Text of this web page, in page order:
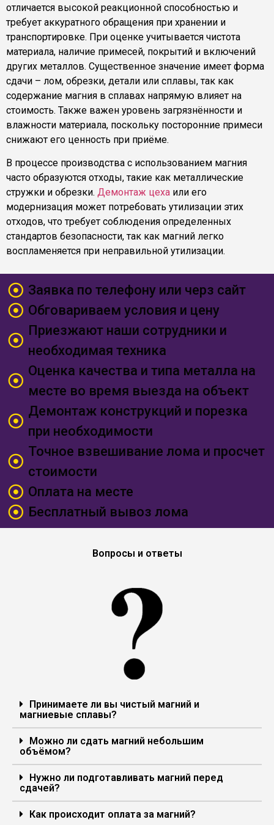
отличается высокой реакционной способностью и
требует аккуратного обращения при хранении и
транспортировке. При оценке учитывается чистота
материала, наличие примесей, покрытий и включений
других металлов. Существенное значение имеет форма
сдачи – лом, обрезки, детали или сплавы, так как
содержание магния в сплавах напрямую влияет на
стоимость. Также важен уровень загрязнённости и
влажности материала, поскольку посторонние примеси
снижают его ценность при приёме.
В процессе производства с использованием магния
часто образуются отходы, такие как металлические
стружки и обрезки. Демонтаж цеха или его
модернизация может потребовать утилизации этих
отходов, что требует соблюдения определенных
стандартов безопасности, так как магний легко
воспламеняется при неправильной утилизации.
Заявка по телефону или черз сайт
Обговариваем условия и цену
Приезжают наши сотрудники и
необходимая техника
Оценка качества и типа металла на
месте во время выезда на объект
Демонтаж конструкций и порезка
при необходимости
Точное взвешивание лома и просчет
стоимости
Оплата на месте
Бесплатный вывоз лома
Вопросы и ответы
Принимаете ли вы чистый магний и
магниевые сплавы?
Можно ли сдать магний небольшим
объёмом?
Нужно ли подготавливать магний перед
сдачей?
Как происходит оплата за магний?